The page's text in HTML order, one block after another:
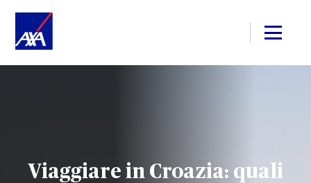
Viaggiare in Croazia: quali